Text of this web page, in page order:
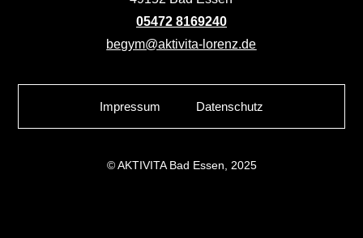
05472 8169240
begym@aktivita-lorenz.de
Impressum Datenschutz
© AKTIVITA Bad Essen, 2025